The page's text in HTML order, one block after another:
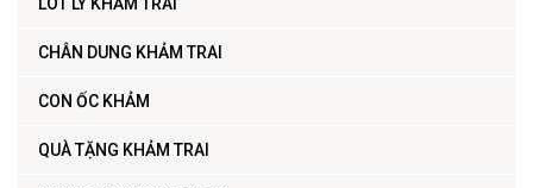
CHÂN DUNG KHẢM TRAI
CON ỐC KHẢM
QUÀ TẶNG KHẢM TRAI